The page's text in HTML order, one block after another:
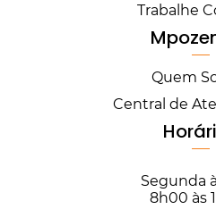
Trabalhe
Quem
Central de
Segunda
8h00 às